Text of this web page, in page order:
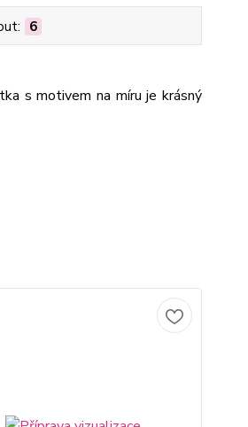
6
s motivem na míru je krásný